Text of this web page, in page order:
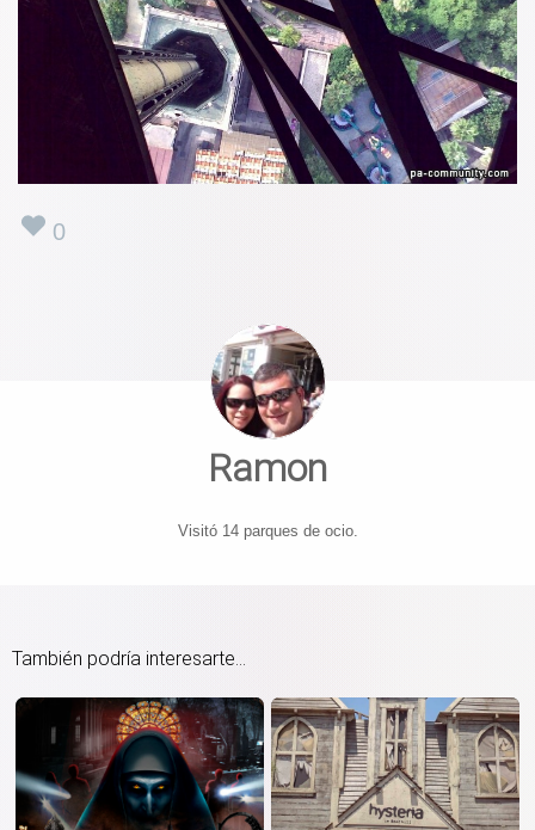
0
Ramon
Visitó 14 parques de ocio.
También podría interesarte...